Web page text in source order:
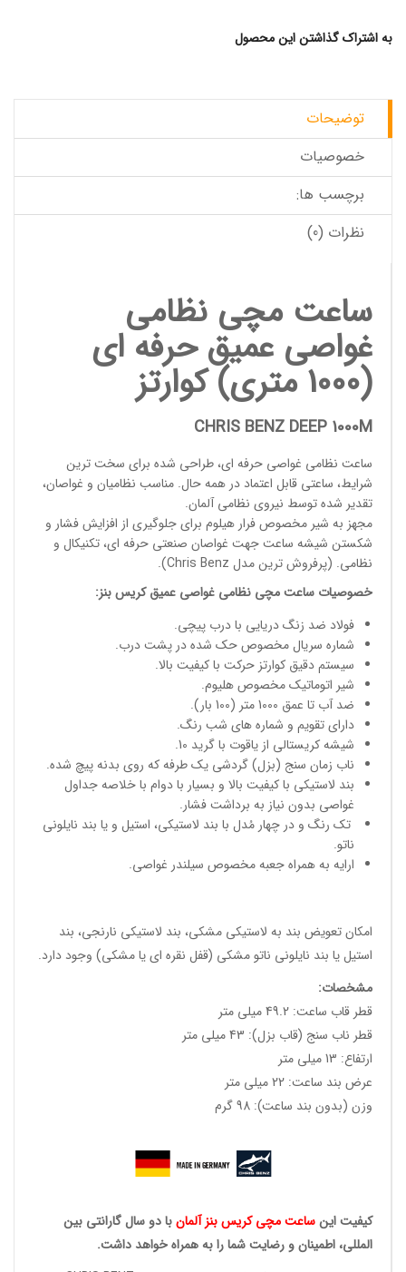
به اشتراک گذاشتن این محصول
توضیحات
خصوصیات
برچسب ها:
نظرات (0)
ساعت مچی نظامی
غواصی عمیق حرفه ای
(1000 متری) کوارتز
CHRIS BENZ DEEP 1000M
ساعت نظامی غواصی حرفه ای، طراحی شده برای سخت ترین
شرایط، ساعتی قابل اعتماد در همه حال. مناسب نظامیان و غواصان،
تقدیر شده توسط نیروی نظامی آلمان.
مجهز به شیر مخصوص فرار هیلوم برای جلوگیری از افزایش فشار و
شکستن شیشه ساعت جهت غواصان صنعتی حرفه ای، تکنیکال و
نظامی. (پرفروش ترین مدل
).
خصوصیات ساعت مچی نظامی غواصی عمیق کریس بنز:
فولاد ضد زنگ دریایی با درب پیچی.
شماره سریال مخصوص حک شده در پشت درب.
سیستم دقیق کوارتز حرکت با کیفیت بالا.
شیر اتوماتیک مخصوص هلیوم.
ضد آب تا عمق 1000 متر (100 بار).
دارای تقویم و شماره های شب رنگ.
شیشه کریستالی از یاقوت با گرید 10.
ناب زمان سنج (بزل) گردشی یک طرفه که روی بدنه پیچ شده.
بند لاستیکی با کیفیت بالا و بسیار با دوام با خلاصه جداول
غواصی بدون نیاز به برداشت فشار.
تک رنگ و در چهار مُدل با بند لاستیکی، استیل و یا بند نایلونی
ناتو.
ارایه به همراه جعبه مخصوص سیلندر غواصی.
امکان تعویض بند به لاستیکی مشکی، بند لاستیکی نارنجی، بند
استیل یا بند نایلونی ناتو مشکی (قفل نقره ای یا مشکی) وجود دارد.
مشخصات:
قطر قاب ساعت: 49.2 میلی متر
قطر ناب سنج (قاب بزل): 43 میلی متر
ارتفاع: 13 میلی متر
عرض بند ساعت: 22 میلی متر
وزن (بدون بند ساعت): 98 گرم
کیفیت اینساعت مچی کریسبنز آلمانبا دو سال گارانتی بین
المللی، اطمینان و رضایت شما را به همراه خواهد داشت.